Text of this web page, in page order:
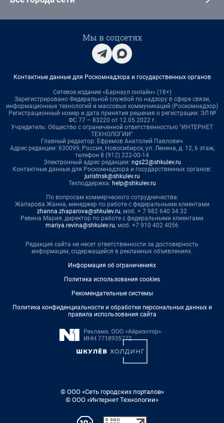
Мы в соцсетях
Контактные данные для Роскомнадзора и государственных органов
Сетевое издание «Барнаул онлайн» (18+)
Зарегистрировано Федеральной службой по надзору в сфере связи,
информационных технологий и массовых коммуникаций (Роскомнадзор)
Регистрационный номер и дата принятия решения о регистрации: ЭЛ №
ФС 77 – 83220 от 12.05.2022 г.
Учредитель: Общество с ограниченной ответственностью "ИНТЕРНЕТ
ТЕХНОЛОГИИ"
Главный редактор: Ефремов Анатолий Павлович
Адрес редакции: 630099, Россия, Новосибирск, ул. Ленина, д. 12, 6 этаж,
телефон 8 (912) 222-00-14
Электронный адрес редакции: ngs22@shkulev.ru
Контактные данные для Роскомнадзора и государственных органов:
juristnsk@shkulev.ru
Техподдержка: help@shkulev.ru
По вопросам коммерческого сотрудничества:
Жапарова Жанна, менеджер по работе с федеральными клиентами
zhanna.zhaparova@shkulev.ru, моб. + 7 982 640 34 32
Ревина Мария, директор по работе с федеральными клиентами
mariya.revina@shkulev.ru, моб. +7 910 402 4056
Редакция сайта не несет ответственности за достоверность
информации, содержащейся в рекламных объявлениях.
Информация об ограничениях
Политика использования cookies
Рекомендательные системы
Политика конфиденциальности и обработки персональных данных и
правила использования сайта
© ООО «Сеть городских порталов»
© ООО «Интернет Технологии»